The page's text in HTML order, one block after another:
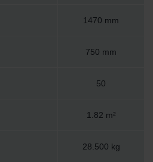
1470 mm
750 mm
50
1.82 m²
28.500 kg